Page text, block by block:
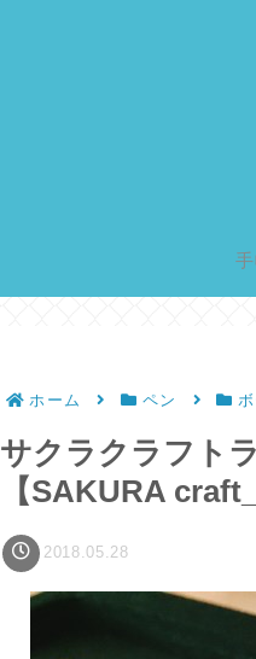
ホーム ペン
サクラクラフト
【SAKURA
2018.05.28